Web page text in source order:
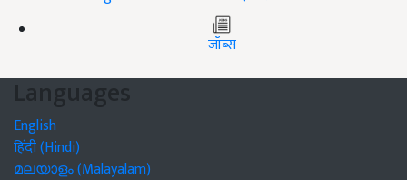
जॉब्स
Languages
English
हिंदी (Hindi)
മലയാളം (Malayalam)